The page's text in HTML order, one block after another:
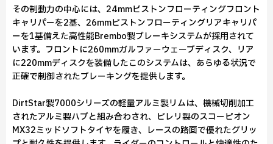
その制動力の中心には、24mmピストンフローティングフロント
キャリパーを2基、26mmピストンフローティングリアキャリパ
ーを1基備えた高性能Brembo製ブレーキシステムが採用されて
います。フロントに260mmガルファーウェーブディスク、リア
に220mmディスクを装備したこのシステムは、あらゆる状況で
正確で制御されたブレーキングを提供します。
DirtStar製7000シリーズの軽量アルミ製リムは、機械切削加工
されたアルミ製ハブと組み合わされ、ピレリ製のスコーピオン
MX32ミッドソフトタイヤを履き、レースの路面で優れたグリッ